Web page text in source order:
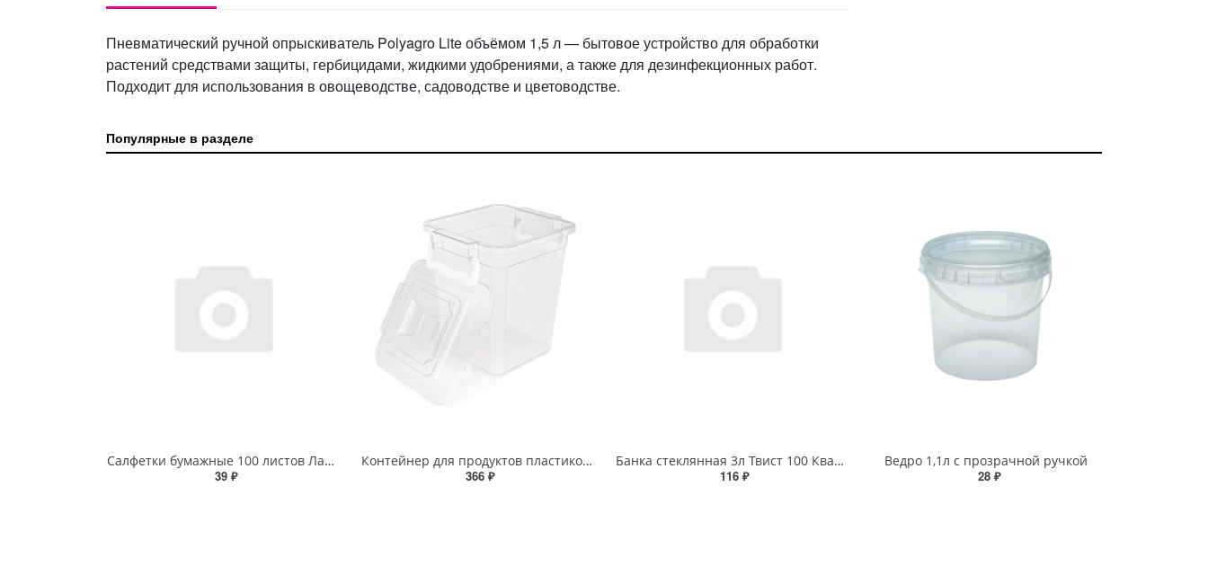
Пневматический ручной опрыскиватель Polyagro Lite объёмом 1,5 л — бытовое устройство для обработки
растений средствами защиты, гербицидами, жидкими удобрениями, а также для дезинфекционных работ.
Подходит для использования в овощеводстве, садоводстве и цветоводстве.
Популярные в разделе
Салфетки бумажные 100 листов Ласла Классик
39 ₽
Контейнер для продуктов пластиковый 8 л (303*277*240 мм) с ручками (М098) прозрачный (Башкирия)
366 ₽
Банка стеклянная 3л Твист 100 Квадрат
116 ₽
Ведро 1,1л с прозрачной ручкой
28 ₽